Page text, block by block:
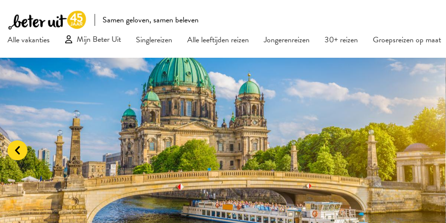
Samen geloven, samen beleven
Alle vakanties
Mijn Beter Uit Singlereizen Alle leeftijden reizen Jongerenreizen 30+ reizen Groepsreizen op maat